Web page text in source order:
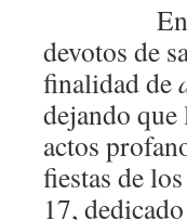
En
devotos de
finalidad de
dejando
actos
fiestas de
17,